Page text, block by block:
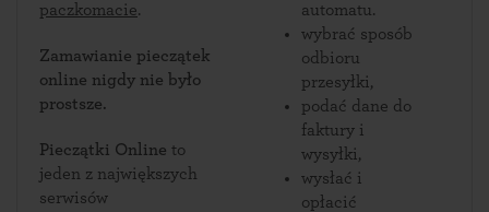
paczkomacie.
Zamawianie pieczątek
online nigdy nie było
prostsze.
Pieczątki Online to
jeden z największych
serwisów
automatu.
wybrać sposób
odbioru
przesyłki,
podać dane do
faktury i
wysyłki,
wysłać i
opłacić